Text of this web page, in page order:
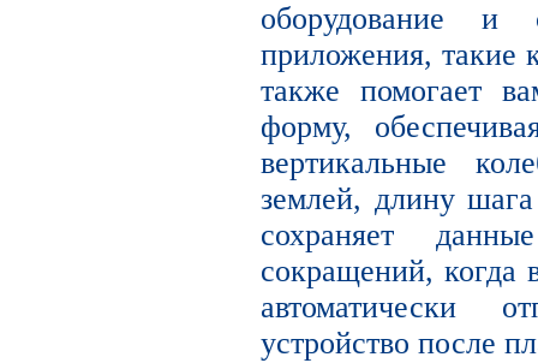
оборудование и
приложения, такие
также помогает
форму,
вертикальные
землей, длину
сохраняет
сокращений, когда
автоматически
устройство после